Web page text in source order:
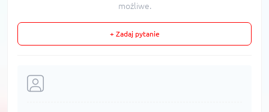
możliwe.
+ Zadaj pytanie